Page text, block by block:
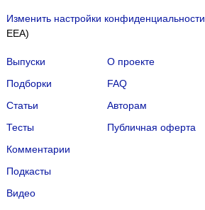
Изменить настройки конфиденциальности
EEA)
Выпуски
Подборки
Статьи
Тесты
Комментарии
Подкасты
Видео
О проекте
FAQ
Авторам
Публичная оферта